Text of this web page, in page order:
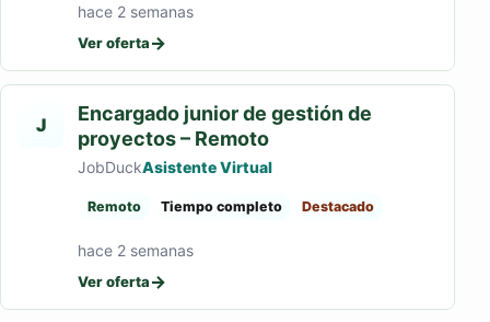
hace 2 semanas
Ver oferta→
J
Encargado junior de gestión de
proyectos – Remoto
JobDuckAsistente Virtual
Remoto Tiempo completo Destacado
hace 2 semanas
Ver oferta→